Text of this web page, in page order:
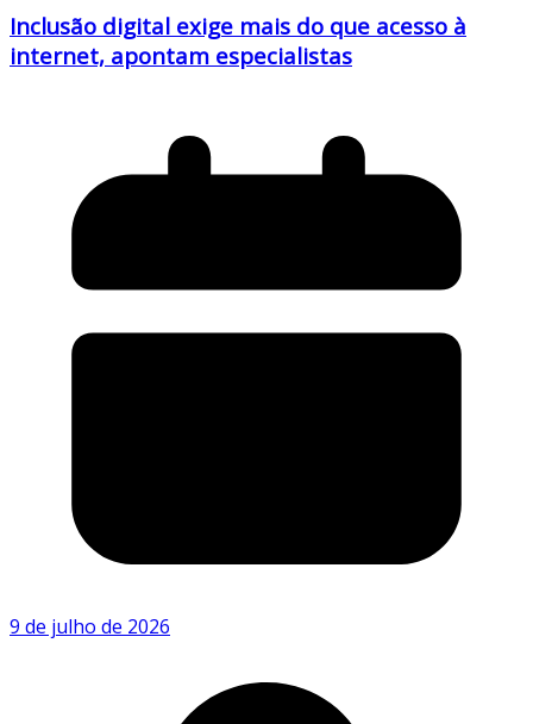
Inclusão digital exige mais do que acesso à
internet, apontam especialistas
9 de julho de 2026